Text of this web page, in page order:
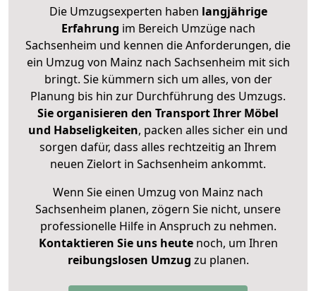
Die Umzugsexperten haben langjährige
Erfahrung im Bereich Umzüge nach
Sachsenheim und kennen die Anforderungen, die
ein Umzug von Mainz nach Sachsenheim mit sich
bringt. Sie kümmern sich um alles, von der
Planung bis hin zur Durchführung des Umzugs.
Sie organisieren den Transport Ihrer Möbel
und Habseligkeiten, packen alles sicher ein und
sorgen dafür, dass alles rechtzeitig an Ihrem
neuen Zielort in Sachsenheim ankommt.
Wenn Sie einen Umzug von Mainz nach
Sachsenheim planen, zögern Sie nicht, unsere
professionelle Hilfe in Anspruch zu nehmen.
Kontaktieren Sie uns heutenoch, um Ihren
reibungslosen Umzug zu planen.